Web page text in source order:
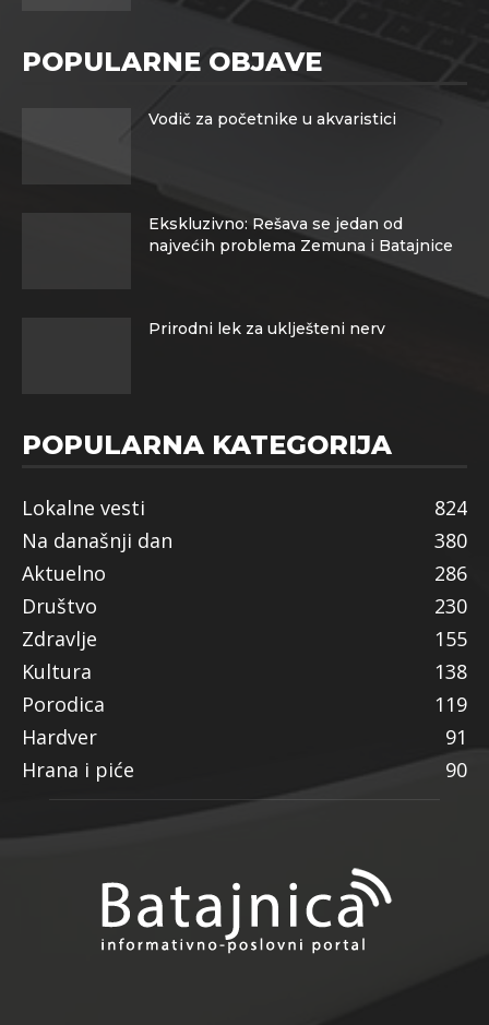
POPULARNE OBJAVE
Vodič za početnike u akvaristici
Ekskluzivno: Rešava se jedan od
najvećih problema Zemuna i Batajnice
Prirodni lek za uklješteni nerv
POPULARNA KATEGORIJA
Lokalne vesti
824
Na današnji dan
380
Aktuelno
286
Društvo
230
Zdravlje
155
Kultura
138
Porodica
119
Hardver
91
Hrana i piće
90